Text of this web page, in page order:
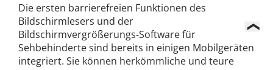
Die ersten barrierefreien Funktionen des
Bildschirmlesers und der
Bildschirmvergrößerungs-Software für
Sehbehinderte sind bereits in einigen Mobilgeräten
integriert. Sie können herkömmliche und teure